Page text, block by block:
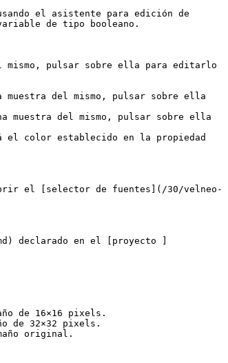
el asistente para edición de
de tipo booleano.
mismo, pulsar sobre ella para editarlo
del mismo, pulsar sobre ella
muestra del mismo, pulsar sobre ella
el color establecido en la propiedad
el [selector de fuentes](/30/velneo-
declarado en el [proyecto ]
de 16×16 pixels.
de 32×32 pixels.
original.